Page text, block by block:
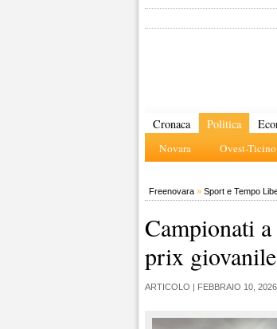
Cronaca Politica
Novara Ovest-Ticino
Freenovara » Sport e Tempo
Campionati
prix giovanile
ARTICOLO | FEBBRAIO 10,